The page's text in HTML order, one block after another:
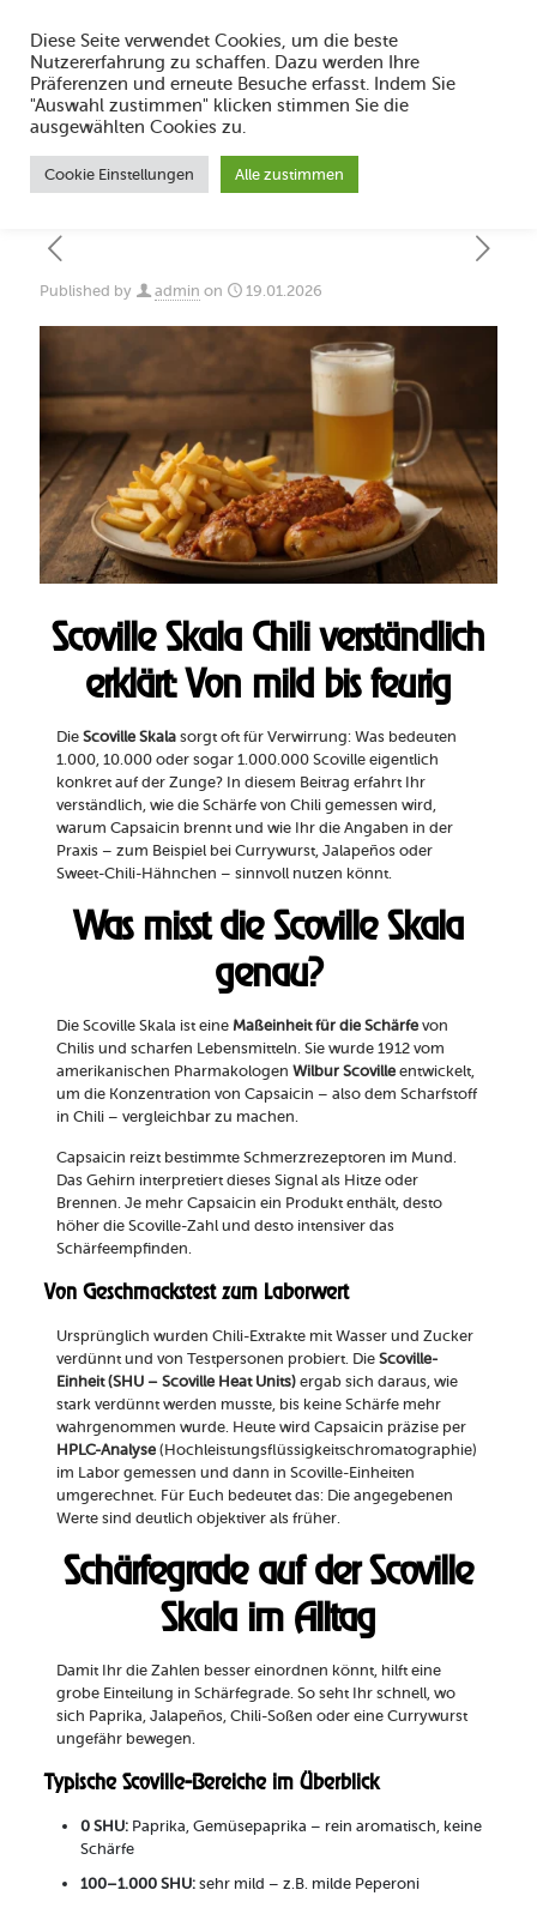
Scoville Skala erklärt: Schärfe von mild
Published by admin on 19.01.2026
Scoville Skala Chili verständlich
erklärt: Von mild bis feurig
Die Scoville Skalasorgt oft für Verwirrung: Was bedeuten
1.000, 10.000 oder sogar 1.000.000 Scoville eigentlich
konkret auf der Zunge? In diesem Beitrag erfahrt Ihr
verständlich, wie die Schärfe von Chili gemessen wird,
warum Capsaicin brennt und wie Ihr die Angaben in der
Praxis – zum Beispiel bei Currywurst, Jalapeños oder
Sweet-Chili-Hähnchen – sinnvoll nutzen könnt.
Was misst die Scoville Skala
genau?
Die Scoville Skala ist eine Maßeinheit für die Schärfevon
Chilis und scharfen Lebensmitteln. Sie wurde 1912 vom
amerikanischen Pharmakologen Wilbur Scovilleentwickelt,
um die Konzentration von Capsaicin – also dem Scharfstoff
in Chili – vergleichbar zu machen.
Capsaicin reizt bestimmte Schmerzrezeptoren im Mund.
Das Gehirn interpretiert dieses Signal als Hitze oder
Brennen. Je mehr Capsaicin ein Produkt enthält, desto
höher die Scoville-Zahl und desto intensiver das
Schärfeempfinden.
Von Geschmackstest zum Laborwert
Ursprünglich wurden Chili-Extrakte mit Wasser und Zucker
verdünnt und von Testpersonen probiert. Die Scoville-
Einheit (SHU – Scoville Heat Units)ergab sich daraus, wie
stark verdünnt werden musste, bis keine Schärfe mehr
wahrgenommen wurde. Heute wird Capsaicin präzise per
HPLC-Analyse(Hochleistungsflüssigkeitschromatographie)
im Labor gemessen und dann in Scoville-Einheiten
umgerechnet. Für Euch bedeutet das: Die angegebenen
Werte sind deutlich objektiver als früher.
Schärfegrade auf der Scoville
Skala im Alltag
Damit Ihr die Zahlen besser einordnen könnt, hilft eine
grobe Einteilung in Schärfegrade. So seht Ihr schnell, wo
sich Paprika, Jalapeños, Chili-Soßen oder eine Currywurst
ungefähr bewegen.
Typische Scoville-Bereiche im Überblick
0 SHU:Paprika, Gemüsepaprika – rein aromatisch, keine
Schärfe
100–1.000 SHU:sehr mild – z.B. milde Peperoni
Diese Seite verwendet Cookies, um die beste
Nutzererfahrung zu schaffen. Dazu werden Ihre
Präferenzen und erneute Besuche erfasst. Indem Sie
"Auswahl zustimmen" klicken stimmen Sie die
ausgewählten Cookies zu.
Cookie Einstellungen Alle zustimmen